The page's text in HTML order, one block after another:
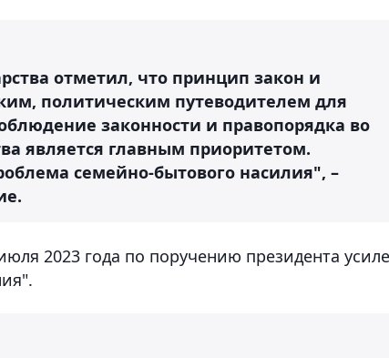
отметил, что принцип закон и
политическим путеводителем для
законности и правопорядка во
является главным приоритетом.
семейно-бытового насилия", –
2023 года по поручению президента